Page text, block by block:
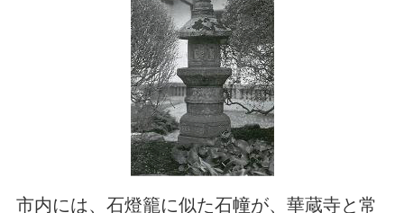
市内には、石燈籠に似た石幢が、華蔵寺と常